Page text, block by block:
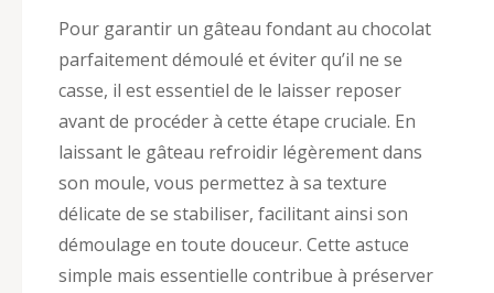
Pour garantir un gâteau fondant au chocolat
parfaitement démoulé et éviter qu’il ne se
casse, il est essentiel de le laisser reposer
avant de procéder à cette étape cruciale. En
laissant le gâteau refroidir légèrement dans
son moule, vous permettez à sa texture
délicate de se stabiliser, facilitant ainsi son
démoulage en toute douceur. Cette astuce
simple mais essentielle contribue à préserver